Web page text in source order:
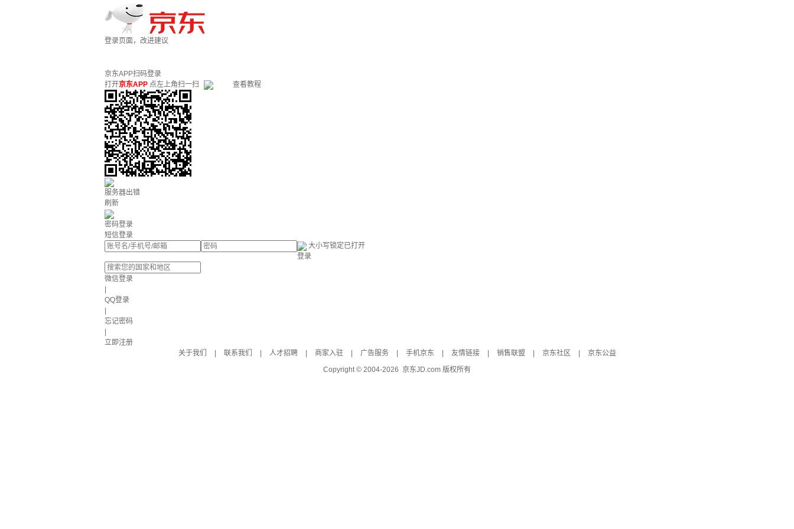
登录页面，改进建议
京东APP扫码登录
打开京东APP 点左上角扫一扫 查看教程
服务器出错
刷新
密码登录
短信登录
大小写锁定已打开
登录
微信登录
QQ登录
忘记密码
立即注册
关于我们
联系我们 人才招聘 商家入驻 广告服务 手机京东 友情链接 销售联盟 京东社区
京东公益
Copyright © 2004-2026 京东JD.com 版权所有